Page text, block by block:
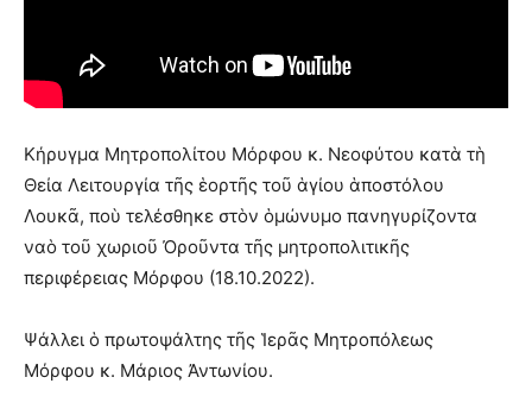
Κήρυγμα Μητροπολίτου Μόρφου κ. Νεοφύτου κατὰ τὴ
Θεία Λειτουργία τῆς ἑορτῆς τοῦ ἁγίου ἁποστόλου
Λουκᾶ, ποὺ τελέσθηκε στὸν ὁμώνυμο πανηγυρίζοντα
ναὸ τοῦ χωριοῦ Ὀροῦντα τῆς μητροπολιτικῆς
περιφέρειας Μόρφου (18.10.2022).
Ψάλλει ὁ πρωτοψάλτης τῆς Ἱερᾶς Μητροπόλεως
Μόρφου κ. Μάριος Ἀντωνίου.